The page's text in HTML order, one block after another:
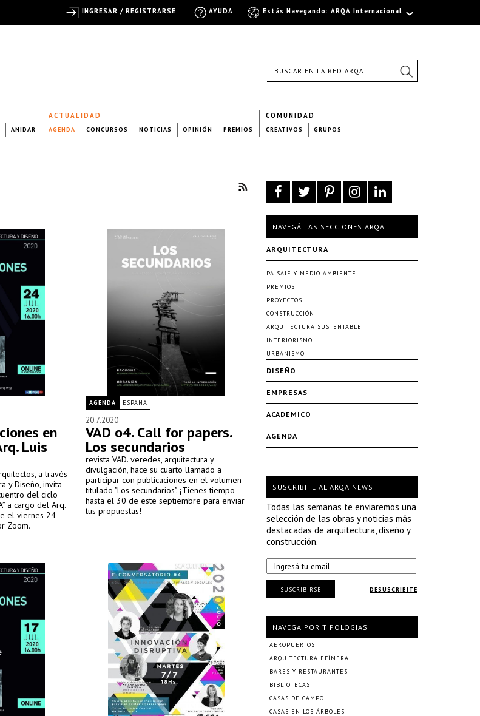
ANIDAR
ACTUALIDAD
AGENDA CONCURSOS NOTICIAS OPINIÓN PREMIOS
COMUNIDAD
CREATIVOS GRUPOS
en
Luis
a través
y Diseño, invita
del ciclo
a cargo del Arq.
el viernes 24
Zoom.
AGENDA ESPAÑA
20.7.2020
VAD o4. Call for papers.
Los secundarios
revista VAD. veredes, arquitectura y
divulgación, hace su cuarto llamado a
participar con publicaciones en el volumen
titulado "Los secundarios". ¡Tienes tiempo
hasta el 30 de este septiembre para enviar
tus propuestas!
NAVEGÁ LAS SECCIONES ARQA
ARQUITECTURA
PAISAJE Y MEDIO AMBIENTE
PREMIOS
PROYECTOS
CONSTRUCCIÓN
ARQUITECTURA SUSTENTABLE
INTERIORISMO
URBANISMO
DISEÑO
EMPRESAS
ACADÉMICO
AGENDA
SUSCRIBITE AL ARQA NEWS
Todas las semanas te enviaremos una
selección de las obras y noticias más
destacadas de arquitectura, diseño y
construcción.
DESUSCRIBITE
SUSCRIBIRSE
NAVEGÁ POR TIPOLOGÍAS
AEROPUERTOS
ARQUITECTURA EFÍMERA
BARES Y RESTAURANTES
BIBLIOTECAS
CASAS DE CAMPO
CASAS EN LOS ÁRBOLES
Estás Navegando: ARQA Internacional
AYUDA
INGRESAR / REGISTRARSE